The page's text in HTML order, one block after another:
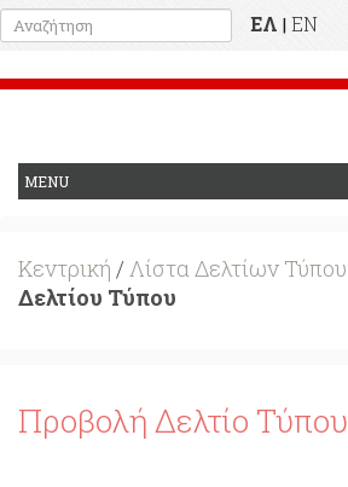
ΕΛ | EN
Κεντρική / Λίστα Δελτίων Τύπου
Δελτίου Τύπου
Προβολή Δελτίο Τύπου